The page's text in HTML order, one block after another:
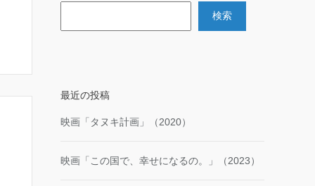
検索
最近の投稿
映画「タヌキ計画」（2020）
映画「この国で、幸せになるの。」（2023）